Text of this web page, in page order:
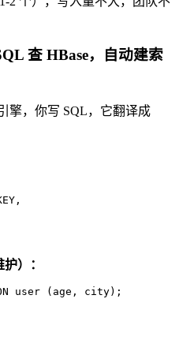
查 HBase，自动建索
擎，你写 SQL，它翻译成
,
）：
user (age, city);